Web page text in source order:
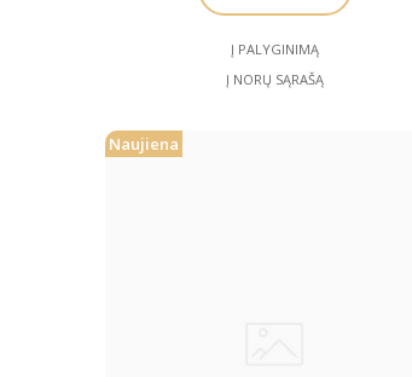
Į PALYGINIMĄ
Į NORŲ SĄRAŠĄ
Naujiena